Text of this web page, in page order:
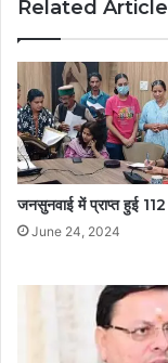
Related
जनसुनवाई में प्राप्त हुई
June 24, 2024